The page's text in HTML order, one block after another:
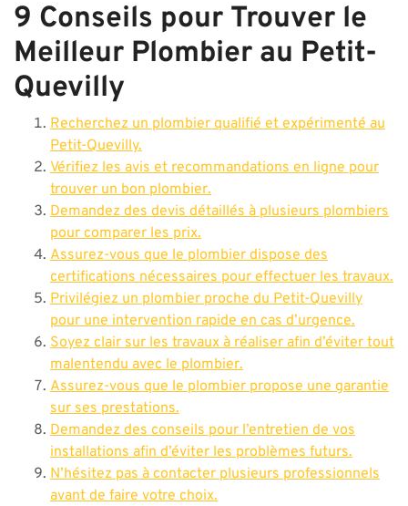
9 Conseils pour Trouver le
Meilleur Plombier au Petit-
Quevilly
Recherchez un plombier qualifié et expérimenté au
Petit-Quevilly.
Vérifiez les avis et recommandations en ligne pour
trouver un bon plombier.
Demandez des devis détaillés à plusieurs plombiers
pour comparer les prix.
Assurez-vous que le plombier dispose des
certifications nécessaires pour effectuer les travaux.
Privilégiez un plombier proche du Petit-Quevilly
pour une intervention rapide en cas d’urgence.
Soyez clair sur les travaux à réaliser afin d’éviter tout
malentendu avec le plombier.
Assurez-vous que le plombier propose une garantie
sur ses prestations.
Demandez des conseils pour l’entretien de vos
installations afin d’éviter les problèmes futurs.
N’hésitez pas à contacter plusieurs professionnels
avant de faire votre choix.